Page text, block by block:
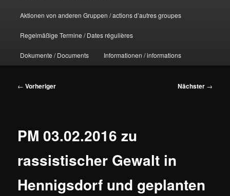
Aktionen von anderen Gruppen / actions d’autres groupes
Regelmäßige Termine / Dates régulières
Dokumente / Documents Informationen / informations
Beitragsnavigation
← Vorheriger Nächster →
PM 03.02.2016 zu
rassistischer Gewalt in
Hennigsdorf und geplanten